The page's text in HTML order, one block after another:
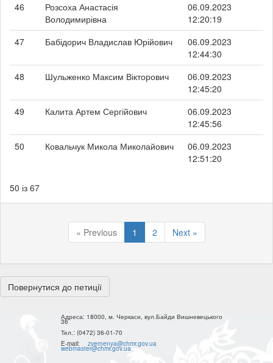
46
Розсоха Анастасія
Володимирівна
06.09.2023
12:20:19
47
Бабідорич Владислав Юрійович
06.09.2023
12:44:30
48
Шульженко Максим Вікторович
06.09.2023
12:45:20
49
Калита Артем Сергійович
06.09.2023
12:45:56
50
Ковальчук Микола Миколайович
06.09.2023
12:51:20
50 із 67
« Previous 1 2 Next »
Повернутися до петиції
Адреса: 18000, м. Черкаси, вул.Байди Вишневецького
36
Тел.: (0472) 36-01-70
E-mail:
zvernenya@chmr.gov.ua
webmaster@chmr.gov.ua